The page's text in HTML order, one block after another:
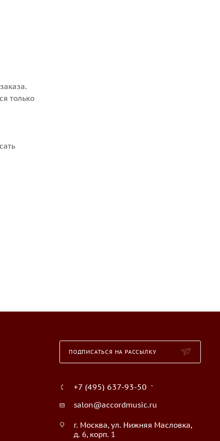
только
ПОДПИСАТЬСЯ НА РАССЫЛКУ
+7 (495) 637-93-50
salon@accordmusic.ru
г. Москва, ул. Нижняя Масловка,
д. 6, корп. 1